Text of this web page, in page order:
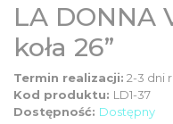
ODZIEŻ
AKCESORIA
LA DONNA
koła 26”
Kod produktu: LD1-37
Termin realizacji: 2-3 dni
Dostępność: Dostępny